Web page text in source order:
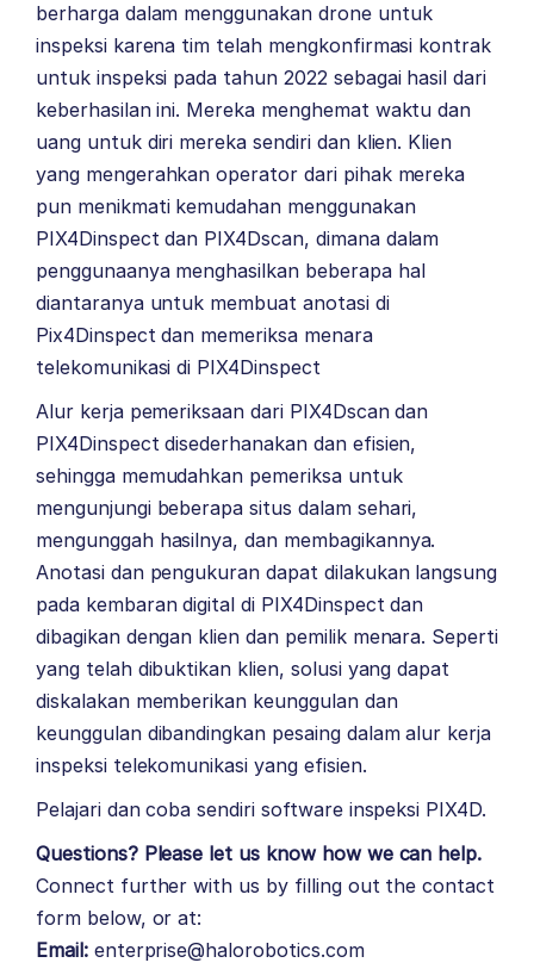
berharga dalam menggunakan drone untuk
inspeksi karena tim telah mengkonfirmasi kontrak
untuk inspeksi pada tahun 2022 sebagai hasil dari
keberhasilan ini. Mereka menghemat waktu dan
uang untuk diri mereka sendiri dan klien. Klien
yang mengerahkan operator dari pihak mereka
pun menikmati kemudahan menggunakan
PIX4Dinspect dan PIX4Dscan, dimana dalam
penggunaanya menghasilkan beberapa hal
diantaranya untuk membuat anotasi di
Pix4Dinspect dan memeriksa menara
telekomunikasi di PIX4Dinspect
Alur kerja pemeriksaan dari PIX4Dscan dan
PIX4Dinspect disederhanakan dan efisien,
sehingga memudahkan pemeriksa untuk
mengunjungi beberapa situs dalam sehari,
mengunggah hasilnya, dan membagikannya.
Anotasi dan pengukuran dapat dilakukan langsung
pada kembaran digital di PIX4Dinspect dan
dibagikan dengan klien dan pemilik menara. Seperti
yang telah dibuktikan klien, solusi yang dapat
diskalakan memberikan keunggulan dan
keunggulan dibandingkan pesaing dalam alur kerja
inspeksi telekomunikasi yang efisien.
Pelajari dan coba sendiri software inspeksi PIX4D.
Questions? Please let us know how we can help.
Connect further with us by filling out the contact
form below, or at:
Email: enterprise@halorobotics.com